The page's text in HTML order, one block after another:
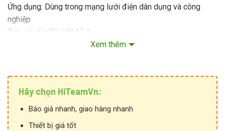
Ứng dụng: Dùng trong mạng lưới điện dân dụng và công
nghiệp
Tiêu chuẩn:IEC 60947-2
Điện áp thử nghiệm xung (Uimp): 8kV
Xem thêm
Hãy chọn HiTeamVn:
Báo giá nhanh, giao hàng nhanh
Thiết bị giá tốt